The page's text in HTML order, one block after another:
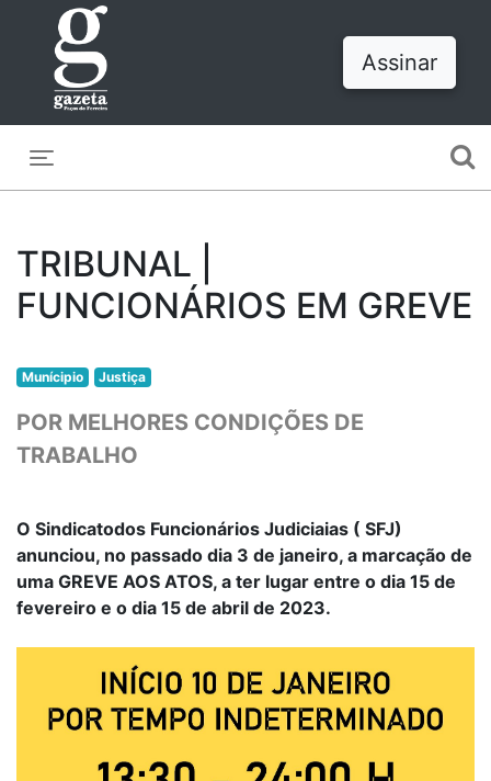
Assinar
TRIBUNAL |
FUNCIONÁRIOS EM GREVE
Munícipio Justiça
POR MELHORES CONDIÇÕES DE
TRABALHO
O Sindicatodos Funcionários Judiciaias ( SFJ)
anunciou, no passado dia 3 de janeiro, a marcação de
uma GREVE AOS ATOS, a ter lugar entre o dia 15 de
fevereiro e o dia 15 de abril de 2023.